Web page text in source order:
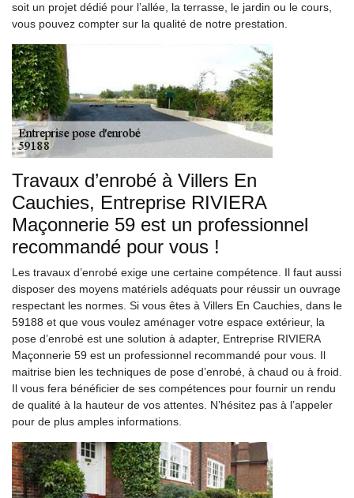
soit un projet dédié pour l’allée, la terrasse, le jardin ou le cours,
vous pouvez compter sur la qualité de notre prestation.
Travaux d’enrobé à Villers En
Cauchies, Entreprise RIVIERA
Maçonnerie 59 est un professionnel
recommandé pour vous !
Les travaux d’enrobé exige une certaine compétence. Il faut aussi
disposer des moyens matériels adéquats pour réussir un ouvrage
respectant les normes. Si vous êtes à Villers En Cauchies, dans le
59188 et que vous voulez aménager votre espace extérieur, la
pose d’enrobé est une solution à adapter, Entreprise RIVIERA
Maçonnerie 59 est un professionnel recommandé pour vous. Il
maitrise bien les techniques de pose d’enrobé, à chaud ou à froid.
Il vous fera bénéficier de ses compétences pour fournir un rendu
de qualité à la hauteur de vos attentes. N’hésitez pas à l’appeler
pour de plus amples informations.